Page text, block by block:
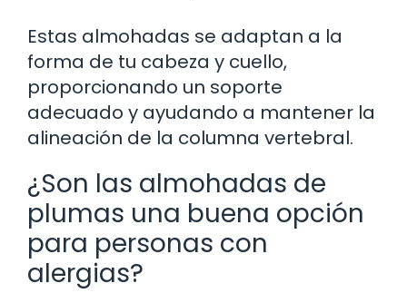
Estas almohadas se adaptan a la
forma de tu cabeza y cuello,
proporcionando un soporte
adecuado y ayudando a mantener la
alineación de la columna vertebral.
¿Son las almohadas de
plumas una buena opción
para personas con
alergias?